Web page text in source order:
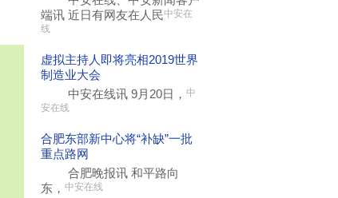
端讯 近日有网友在人民中安在
线
虚拟主持人即将亮相2019世界
制造业大会
中安在线讯 9月20日， 中
安在线
合肥东部新中心将“补缺”一批
重点路网
合肥晚报讯 和平路向
东， 中安在线